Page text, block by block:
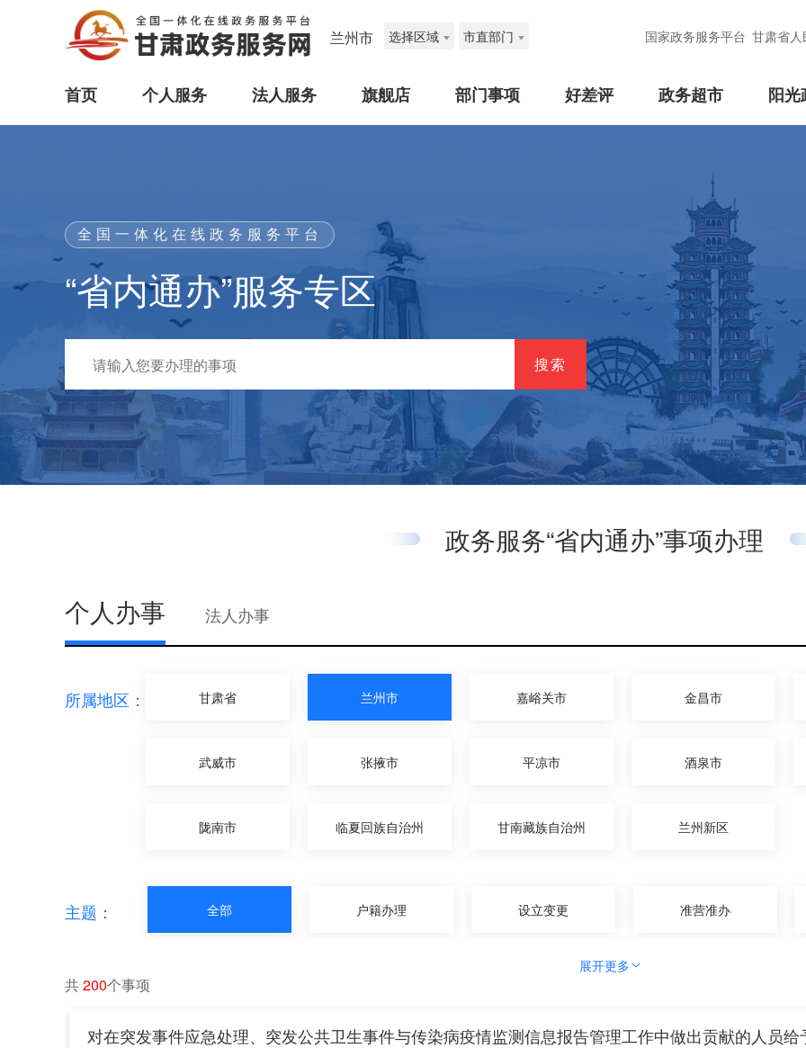
兰州市 选择区域 市直部门 国家政务服务平台 甘肃省
首页 个人服务 法人服务 旗舰店 部门事项 好差评 政务超市 阳光
全国一体化在线政务服务平台
“省内通办”服务专区